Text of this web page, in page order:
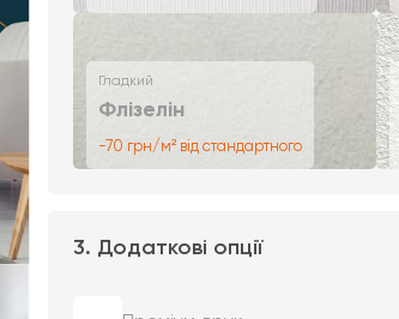
Гладкий
Флізелін
-70 грн/м² від стандартного
3. Додаткові опції